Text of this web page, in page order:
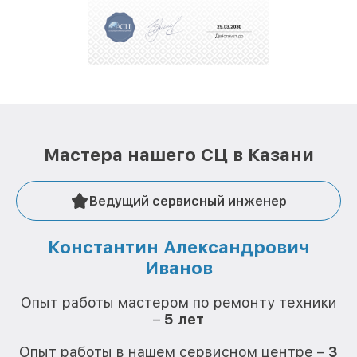
положительные отзывы и обрели отличную
репутацию. Мы постоянно совершенствуемся и
Мастера нашего СЦ в Казани
Ведущий сервисный инженер
Константин Александрович
Иванов
Опыт работы мастером по ремонту техники
– 5 лет
Опыт работы в нашем сервисном центре – 3